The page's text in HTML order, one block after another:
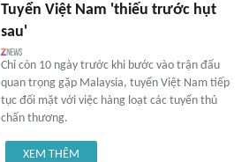
Tuyển Việt Nam 'thiếu trước hụt
sau'
Chỉ còn 10 ngày trước khi bước vào trận đấu
quan trọng gặp Malaysia, tuyển Việt Nam tiếp
tục đối mặt với việc hàng loạt các tuyển thủ
chấn thương.
XEM THÊM